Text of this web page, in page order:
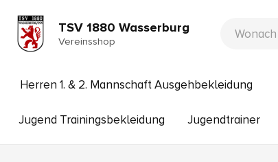
TSV 1880 Wasserburg
Vereinsshop
Herren 1. & 2. Mannschaft Ausgehbekleidung
Jugend Trainingsbekleidung Jugendtrainer